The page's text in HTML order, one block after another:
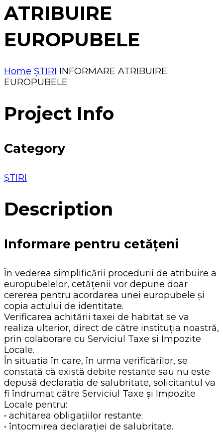
ATRIBUIRE
EUROPUBELE
Home ȘTIRI INFORMARE ATRIBUIRE
EUROPUBELE
Project Info
Category
ȘTIRI
Description
Informare pentru cetățeni
În vederea simplificării procedurii de atribuire a
europubelelor, cetățenii vor depune doar
cererea pentru acordarea unei europubele și
copia actului de identitate.
Verificarea achitării taxei de habitat se va
realiza ulterior, direct de către instituția noastră,
prin colaborare cu Serviciul Taxe și Impozite
Locale.
În situația în care, în urma verificărilor, se
constată că există debite restante sau nu este
depusă declarația de salubritate, solicitantul va
fi îndrumat către Serviciul Taxe și Impozite
Locale pentru:
• achitarea obligațiilor restante;
• întocmirea declarației de salubritate.